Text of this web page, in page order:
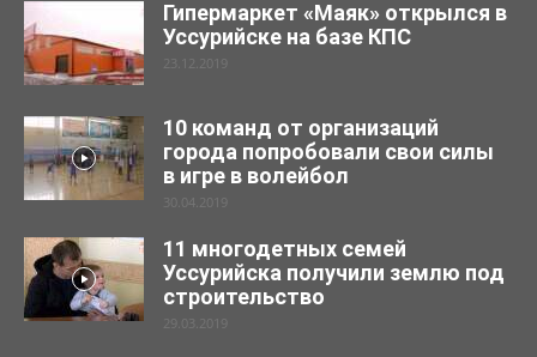
Гипермаркет «Маяк» открылся в
Уссурийске на базе КПС
23.12.2019
10 команд от организаций
города попробовали свои силы
в игре в волейбол
30.04.2019
11 многодетных семей
Уссурийска получили землю под
строительство
29.03.2019